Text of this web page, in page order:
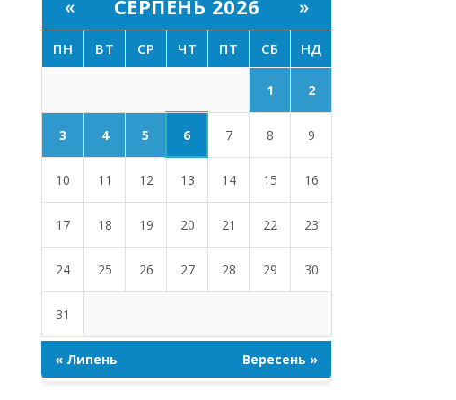
« СЕРПЕНЬ 2026 »
ПН ВТ СР ЧТ ПТ СБ НД
1 2
3 4 5 6 7 8 9
10 11 12 13 14 15 16
17 18 19 20 21 22 23
24 25 26 27 28 29 30
31
« Липень Вересень »